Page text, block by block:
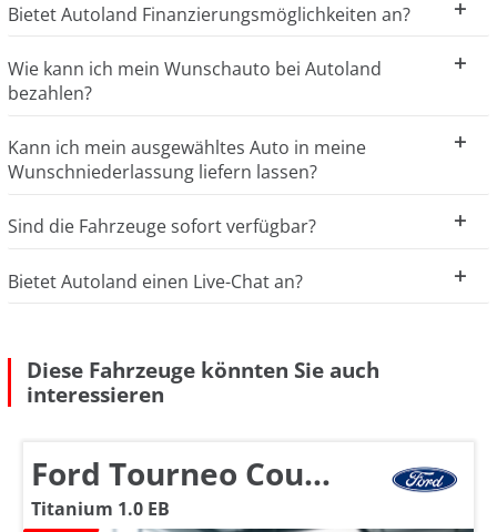
Bietet Autoland Finanzierungsmöglichkeiten an?
Wie kann ich mein Wunschauto bei Autoland
bezahlen?
Kann ich mein ausgewähltes Auto in meine
Wunschniederlassung liefern lassen?
Sind die Fahrzeuge sofort verfügbar?
Bietet Autoland einen Live-Chat an?
Diese Fahrzeuge könnten Sie auch
interessieren
Ford Tourneo Courier
Titanium 1.0 EB